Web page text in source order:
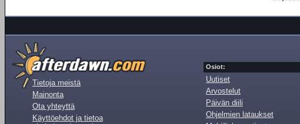
Tietoja meistä
Mainonta
Ota yhteyttä
Käyttöehdot ja tietoa
Osiot:
Uutiset
Arvostelut
Päivän diili
Ohjelmien lataukset